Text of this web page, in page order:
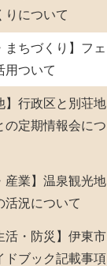
りについて
まちづくり】フェ
用ついて
】行政区と別荘地
の定期情報会につ
産業】温泉観光地
活況について
活・防災】伊東市
ドブック記載事項